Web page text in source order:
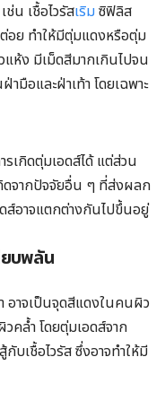
น เชื้อไวรัสเริม ซิฟิลิส
อย ทำให้มีตุ่มแดงหรือตุ่ม
ห้ง มีเม็ดสีมากเกินไปจน
มือและฝ่าเท้า โดยเฉพาะ
รเกิดตุ่มเอดส์ได้ แต่ส่วน
กิดจากปัจจัยอื่น ๆ ที่ส่งผลก
ส์อาจแตกต่างกันไปขึ้นอยู่
ยบพลัน
อาจเป็นจุดสีแดงในคนผิว
คล้ำ โดยตุ่มเอดส์จาก
บเชื้อไวรัส ซึ่งอาจทำให้มี